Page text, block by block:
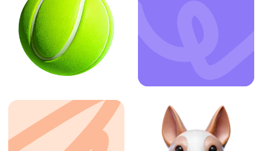
ЗАКАЗАТЬ УСЛУГУ